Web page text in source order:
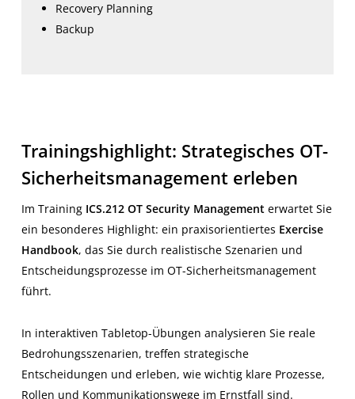
Recovery Planning
Backup
Trainingshighlight: Strategisches OT-
Sicherheitsmanagement erleben
Im Training ICS.212 OT Security Management erwartet Sie
ein besonderes Highlight: ein praxisorientiertes Exercise
Handbook, das Sie durch realistische Szenarien und
Entscheidungsprozesse im OT-Sicherheitsmanagement
führt.
In interaktiven Tabletop-Übungen analysieren Sie reale
Bedrohungsszenarien, treffen strategische
Entscheidungen und erleben, wie wichtig klare Prozesse,
Rollen und Kommunikationswege im Ernstfall sind.